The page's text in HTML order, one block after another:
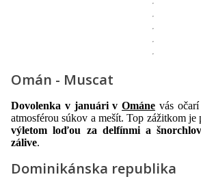
Omán - Muscat
Dovolenka v januári v Ománe vás
atmosférou súkov a mešít. Top zážitkom je
výletom loďou za delfínmi a
zálive.
Dominikánska republika